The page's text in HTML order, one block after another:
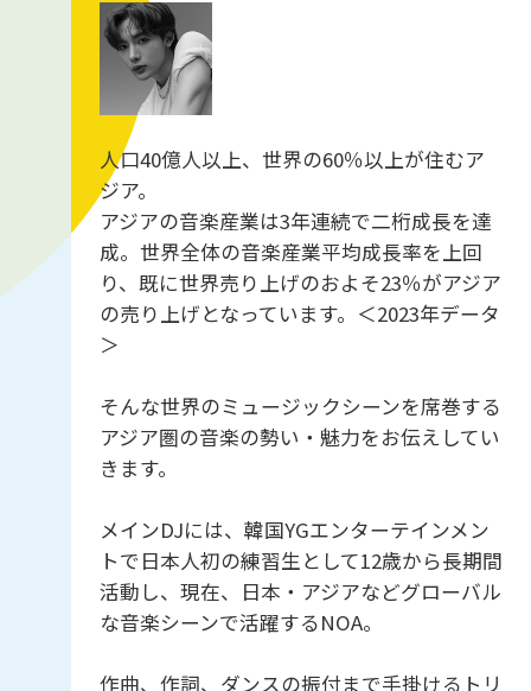
人口40億人以上、世界の60％以上が住むア
ジア。
アジアの音楽産業は3年連続で二桁成長を達
成。世界全体の音楽産業平均成長率を上回
り、既に世界売り上げのおよそ23％がアジア
の売り上げとなっています。＜2023年データ
＞
そんな世界のミュージックシーンを席巻する
アジア圏の音楽の勢い・魅力をお伝えしてい
きます。
メインDJには、韓国YGエンターテインメン
トで日本人初の練習生として12歳から長期間
活動し、現在、日本・アジアなどグローバル
な音楽シーンで活躍するNOA。
作曲、作詞、ダンスの振付まで手掛けるトリ